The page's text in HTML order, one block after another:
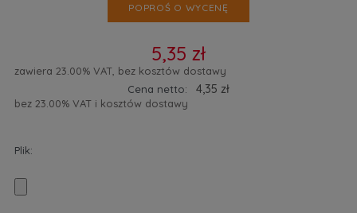
POPROŚ O WYCENĘ
5,35 zł
zawiera 23.00% VAT, bez kosztów dostawy
Cena netto:
4,35 zł
bez 23.00% VAT i kosztów dostawy
Plik: